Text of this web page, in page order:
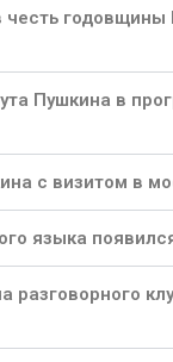
честь годовщины
Пушкина в
с визитом в
языка
разговорного